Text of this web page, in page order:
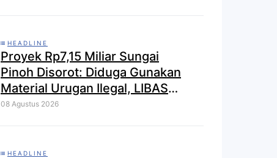
HEADLINE
Proyek Rp7,15 Miliar Sungai
Pinoh Disorot: Diduga Gunakan
Material Urugan Ilegal, LIBAS
Desak Audit Menyeluruh
08 Agustus 2026
HEADLINE